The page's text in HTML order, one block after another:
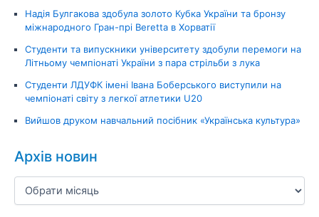
Надія Булгакова здобула золото Кубка України та бронзу
міжнародного Гран-прі Beretta в Хорватії
Студенти та випускники університету здобули перемоги на
Літньому чемпіонаті України з пара стрільби з лука
Студенти ЛДУФК імені Івана Боберського виступили на
чемпіонаті світу з легкої атлетики U20
Вийшов друком навчальний посібник «Українська культура»
Архів новин